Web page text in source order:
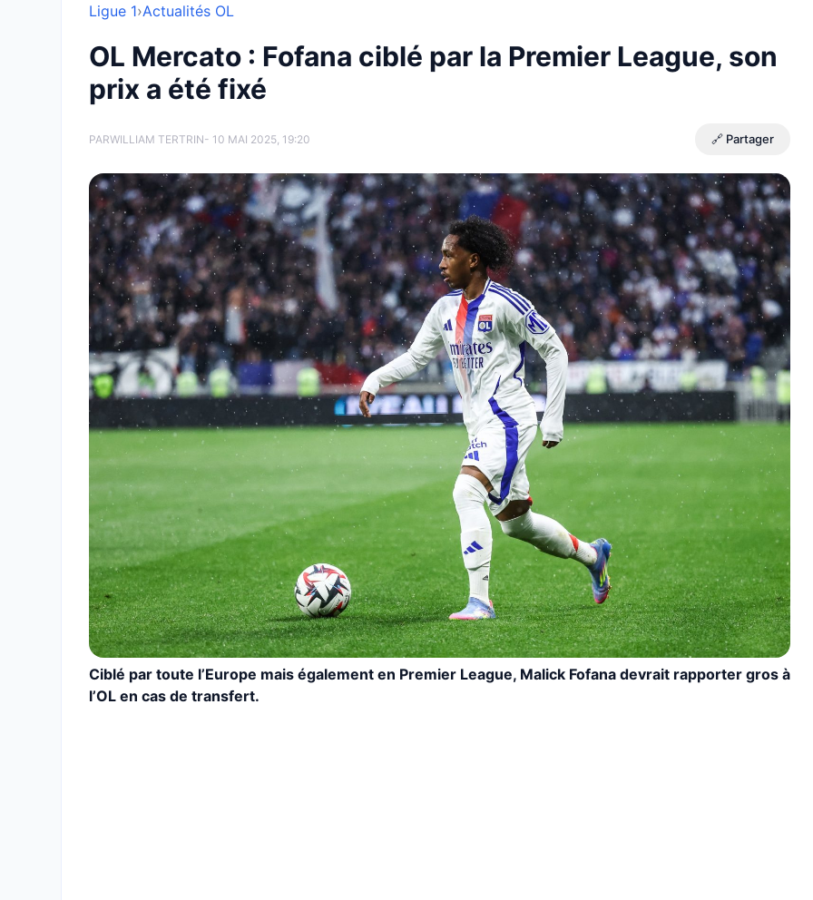
Ligue 1›Actualités OL
OL Mercato : Fofana ciblé par la Premier League, son
prix a été fixé
PARWILLIAM TERTRIN- 10 MAI 2025, 19:20 🔗 Partager
Ciblé par toute l’Europe mais également en Premier League, Malick Fofana devrait rapporter gros à
l’OL en cas de transfert.